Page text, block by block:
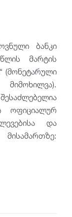
ბანკი
მარტის
(მონეტარული
ოფიციალურ
და